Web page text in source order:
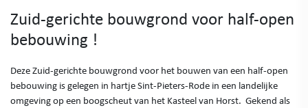
Zuid-gerichte bouwgrond voor half-open
bebouwing !
Deze Zuid-gerichte bouwgrond voor het bouwen van een half-open
bebouwing is gelegen in hartje Sint-Pieters-Rode in een landelijke
omgeving op een boogscheut van het Kasteel van Horst. Gekend als